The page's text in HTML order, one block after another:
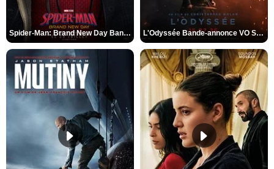
Spider-Man: Brand New Day Bande-annonce VO STFR L'Odyssée Bande-annonce VO STFR